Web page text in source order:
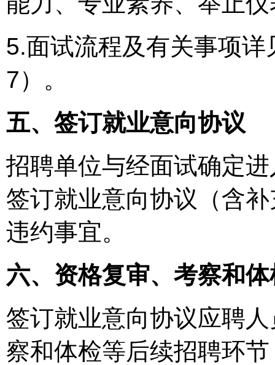
5.面试流程及有关事项
7）。
五、签订就业意向协议
招聘单位与经面试确定
签订就业意向协议（含
违约事宜。
六、资格复审、考察和体
签订就业意向协议应聘
察和体检等后续招聘环